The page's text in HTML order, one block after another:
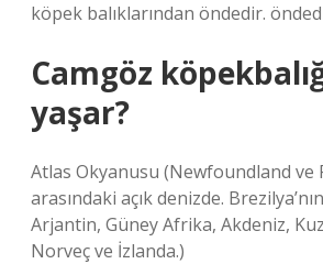
köpek balıklarından öndedir.
Camgöz
yaşar?
Atlas Okyanusu (Newfoundland ve
arasındaki açık denizde.
Arjantin, Güney Afrika, Akdeniz,
Norveç ve İzlanda.)